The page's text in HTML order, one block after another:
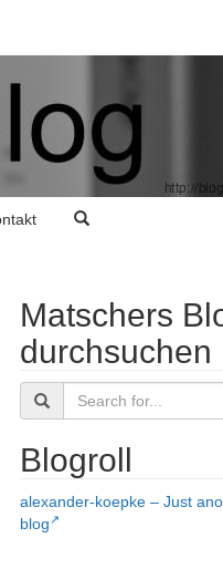
Matschers
durchsuchen
Blogroll
alexander-koepke – Just
blog